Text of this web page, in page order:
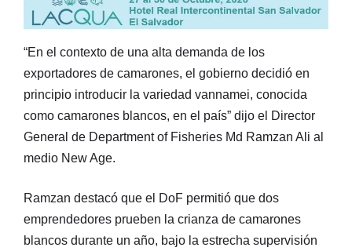
“En el contexto de una alta demanda de los
exportadores de camarones, el gobierno decidió en
principio introducir la variedad vannamei, conocida
como camarones blancos, en el país” dijo el Director
General de Department of Fisheries Md Ramzan Ali al
medio New Age.
Ramzan destacó que el DoF permitió que dos
emprendedores prueben la crianza de camarones
blancos durante un año, bajo la estrecha supervisión